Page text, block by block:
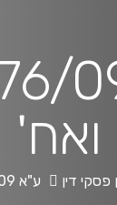
ואח'
פסקי דין ע"א 7476/09 פלוני נ' מדינת ישראל, פסיכיאטר מחוזי ואח'